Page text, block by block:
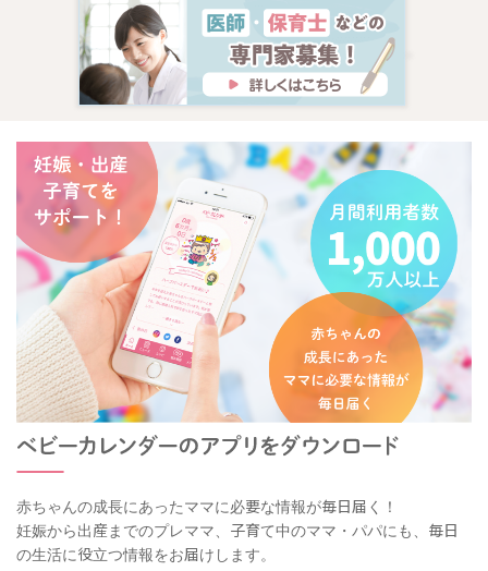
赤ちゃんの成長にあったママに必要な情報が毎日届く！
妊娠から出産までのプレママ、子育て中のママ・パパにも、毎日
の生活に役立つ情報をお届けします。